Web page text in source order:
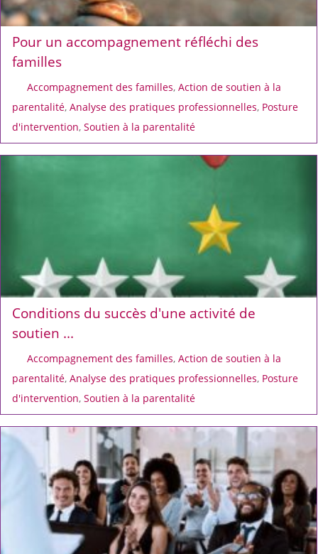
Pour un accompagnement réfléchi des
familles
Accompagnement des familles, Action de soutien à la
parentalité, Analyse des pratiques professionnelles, Posture
d'intervention, Soutien à la parentalité
Conditions du succès d'une activité de
soutien ...
Accompagnement des familles, Action de soutien à la
parentalité, Analyse des pratiques professionnelles, Posture
d'intervention, Soutien à la parentalité